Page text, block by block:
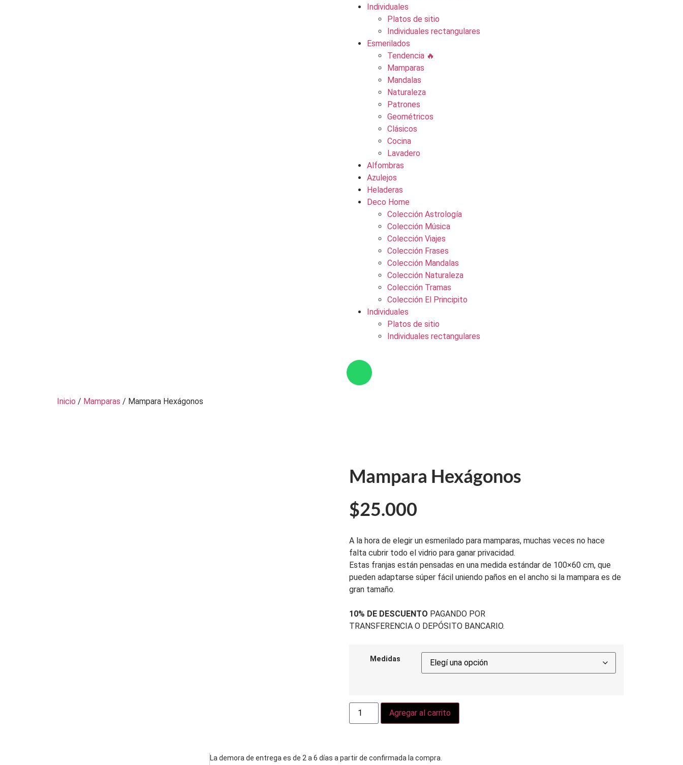
Individuales
Platos de sitio
Individuales rectangulares
Esmerilados
Tendencia 🔥
Mamparas
Mandalas
Naturaleza
Patrones
Geométricos
Clásicos
Cocina
Lavadero
Alfombras
Azulejos
Heladeras
Deco Home
Colección Astrología
Colección Música
Colección Viajes
Colección Frases
Colección Mandalas
Colección Naturaleza
Colección Tramas
Colección El Principito
Individuales
Platos de sitio
Individuales rectangulares
Inicio / Mamparas / Mampara Hexágonos
Mampara Hexágonos
$25.000
A la hora de elegir un esmerilado para mamparas, muchas veces no hace
falta cubrir todo el vidrio para ganar privacidad.
Estas franjas están pensadas en una medida estándar de 100×60 cm, que
pueden adaptarse súper fácil uniendo paños en el ancho si la mampara es de
gran tamaño.
10% DE DESCUENTO PAGANDO POR
TRANSFERENCIA O DEPÓSITO BANCARIO.
Medidas
Agregar al carrito
La demora de entrega es de 2 a 6 días a partir de confirmada la compra.